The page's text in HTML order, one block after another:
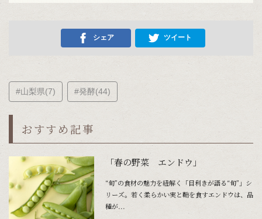
シェア ツイート
#山梨県(7) #発酵(44)
おすすめ記事
「春の野菜 エンドウ」
“旬”の食材の魅力を紐解く「目利きが語る“旬”」シ
リーズ。若く柔らかい実と鞘を食すエンドウは、品
種が...